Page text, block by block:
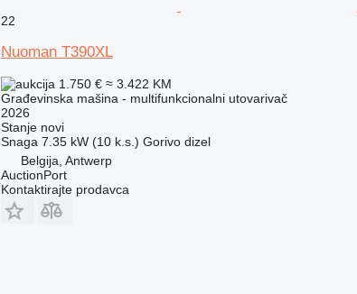
22
Nuoman T390XL
1.750 € ≈ 3.422 KM
Građevinska mašina - multifunkcionalni utovarivač
2026
Stanjenovi
Snaga 7.35 kW (10 k.s.) Gorivo dizel
Belgija, Antwerp
AuctionPort
Kontaktirajte prodavca